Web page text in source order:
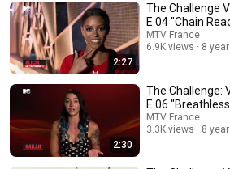
2:27
The Challenge
E.04 "Chain
MTV France
6.9K views
8
2:30
The Challenge:
E.06
MTV France
3.3K views
8